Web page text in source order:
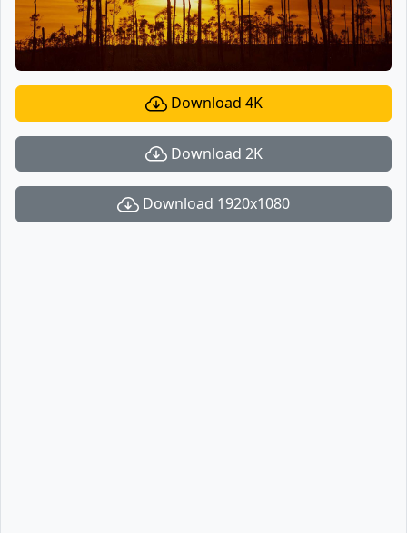
Download 4K
Download 2K
Download 1920x1080